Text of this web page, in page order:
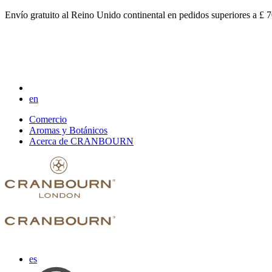
Envío gratuito al Reino Unido continental en pedidos superiores a £
en
Comercio
Aromas y Botánicos
Acerca de CRANBOURN
es